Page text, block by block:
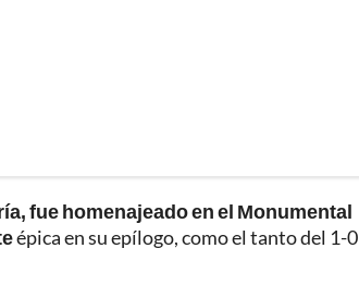
fue homenajeado en el Monumental
épica en su epílogo, como el tanto del 1-0